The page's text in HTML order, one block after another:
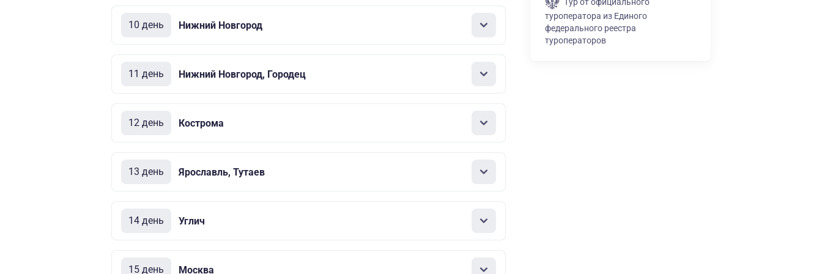
10 день Нижний Новгород
11 день Нижний Новгород, Городец
12 день Кострома
13 день Ярославль, Тутаев
14 день Углич
15 день Москва
туроператора из Единого
федерального реестра
туроператоров